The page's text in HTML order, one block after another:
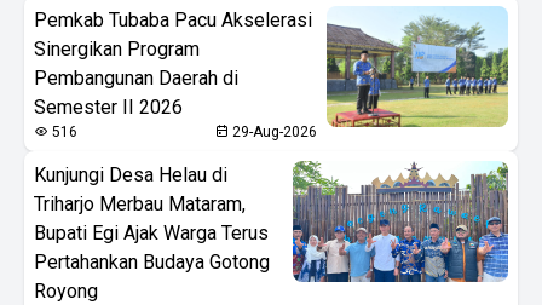
Pemkab Tubaba Pacu Akselerasi
Sinergikan Program
Pembangunan Daerah di
Semester II 2026
516 29-Aug-2026
Kunjungi Desa Helau di
Triharjo Merbau Mataram,
Bupati Egi Ajak Warga Terus
Pertahankan Budaya Gotong
Royong